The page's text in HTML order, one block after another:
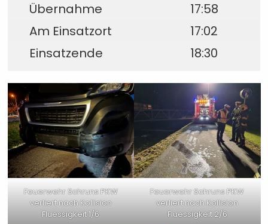
Übernahme
17:58
Am Einsatzort
17:02
Einsatzende
18:30
Feuerwehr Schruns PKW
verliert nach Kollision
Fluessigkeit 1/6
Feuerwehr Schruns PKW
verliert nach Kollision
Fluessigkeit 2/6